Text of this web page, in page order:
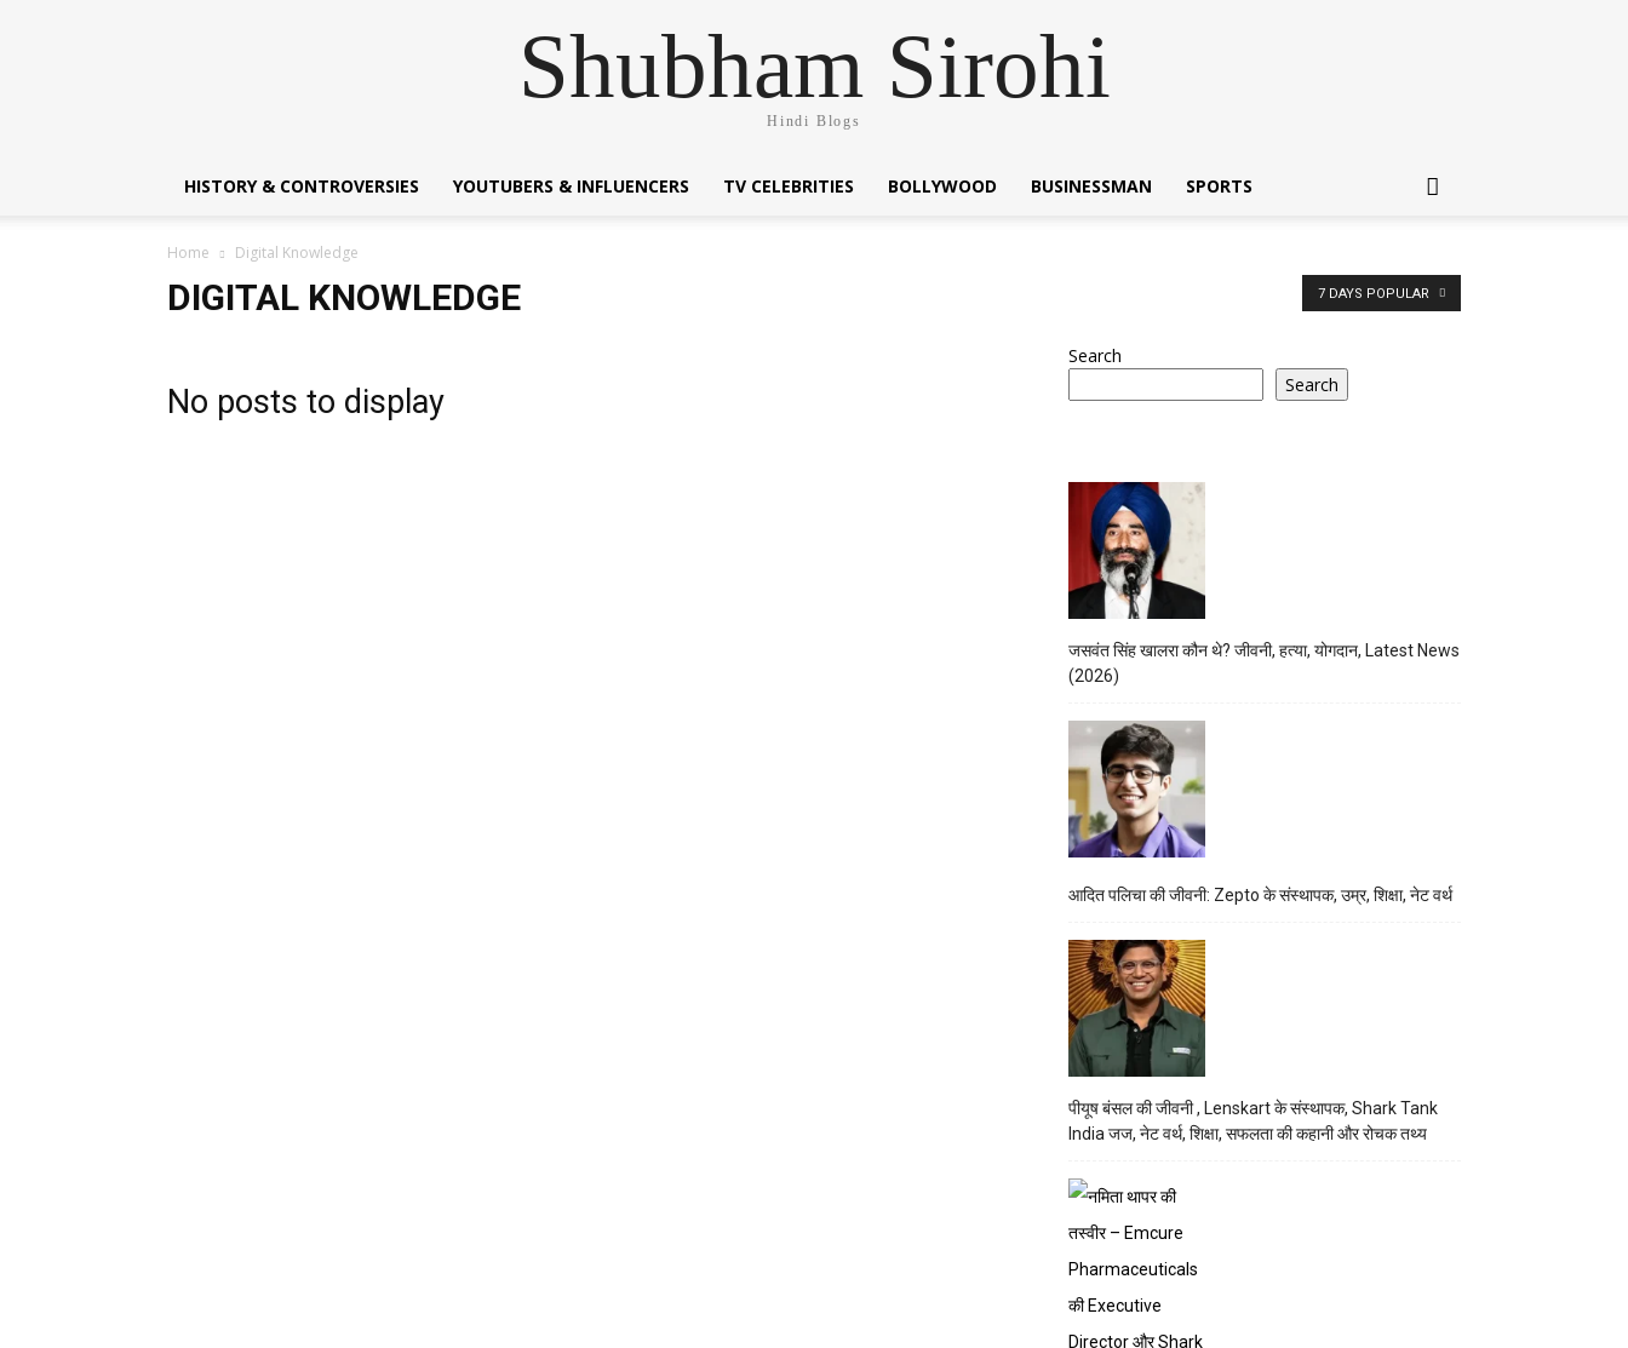
Shubham Sirohi
Hindi Blogs
HISTORY & CONTROVERSIES YOUTUBERS & INFLUENCERS TV CELEBRITIES BOLLYWOOD BUSINESSMAN SPORTS
Home Digital Knowledge
DIGITAL KNOWLEDGE 7 DAYS POPULAR
No posts to display
Search
Search
जसवंत सिंह खालरा कौन थे? जीवनी, हत्या, योगदान, Latest News
(2026)
आदित पलिचा की जीवनी: Zepto के संस्थापक, उम्र, शिक्षा, नेट वर्थ
पीयूष बंसल की जीवनी , Lenskart के संस्थापक, Shark Tank
India जज, नेट वर्थ, शिक्षा, सफलता की कहानी और रोचक तथ्य